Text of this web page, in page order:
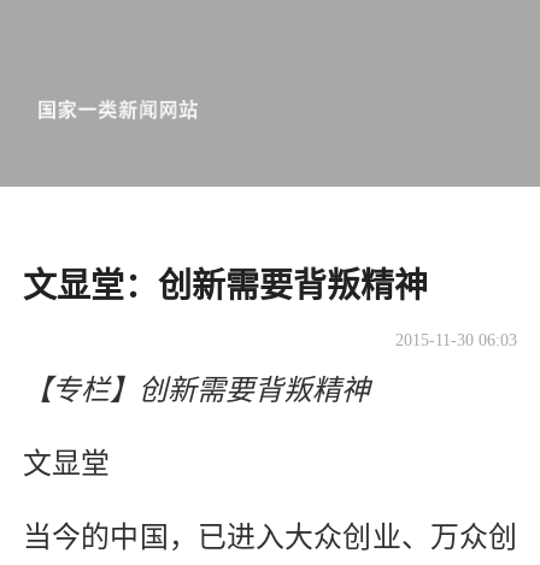
文显堂：创新需要背叛精神
2015-11-30 06:03
【专栏】创新需要背叛精神
文显堂
当今的中国，已进入大众创业、万众创